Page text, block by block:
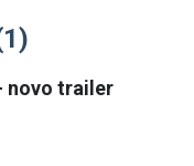
novo trailer